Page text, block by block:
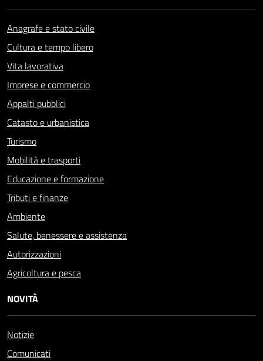
Anagrafe e stato civile
Cultura e tempo libero
Vita lavorativa
Imprese e commercio
Appalti pubblici
Catasto e urbanistica
Turismo
Mobilità e trasporti
Educazione e formazione
Tributi e finanze
Ambiente
Salute, benessere e assistenza
Autorizzazioni
Agricoltura e pesca
NOVITÀ
Notizie
Comunicati